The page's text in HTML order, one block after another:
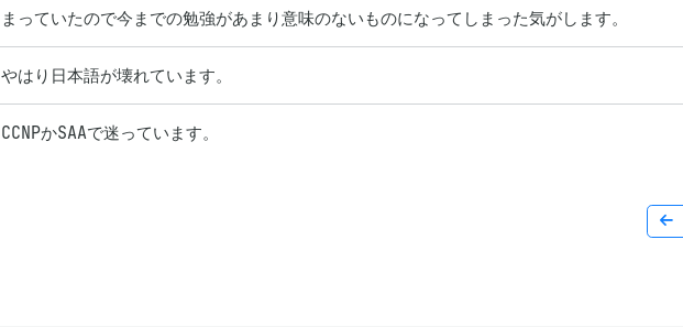
まっていたので今までの勉強があまり意味のないものになってしまった気がします。
やはり日本語が壊れています。
CCNPかSAAで迷っています。